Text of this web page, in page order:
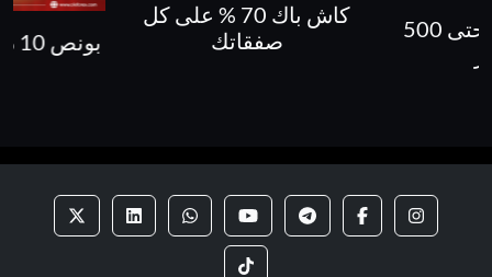
بونص 30% حتى 500
كاش باك 70 % على كل
صفقاتك
بونص 10 % على الايداع